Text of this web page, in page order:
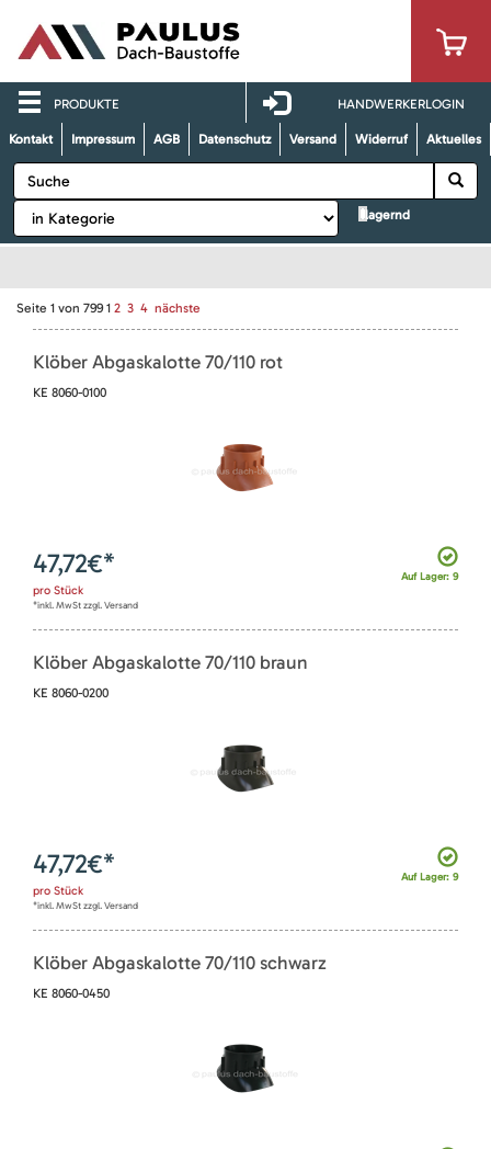
PRODUKTE HANDWERKERLOGIN
Kontakt Impressum AGB Datenschutz Versand Widerruf Aktuelles
lagernd
Seite 1 von 799 1 2 3 4 nächste
Klöber Abgaskalotte 70/110 rot
KE 8060-0100
Auf Lager: 9
47,72€*
pro Stück
*inkl. MwSt zzgl. Versand
Klöber Abgaskalotte 70/110 braun
KE 8060-0200
Auf Lager: 9
47,72€*
pro Stück
*inkl. MwSt zzgl. Versand
Klöber Abgaskalotte 70/110 schwarz
KE 8060-0450